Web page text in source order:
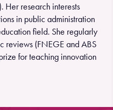
Her research interests
in public administration
field. She regularly
reviews (FNEGE and ABS
for teaching innovation